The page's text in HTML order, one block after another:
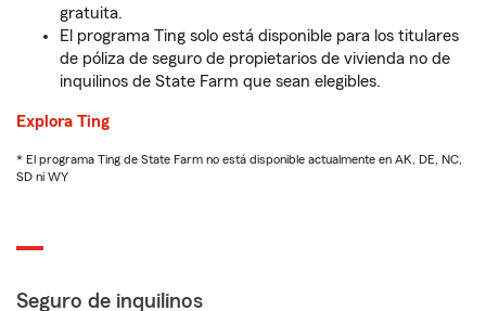
gratuita.
El programa Ting solo está disponible para los titulares
de póliza de seguro de propietarios de vivienda no de
inquilinos de State Farm que sean elegibles.
Explora Ting
* El programa Ting de State Farm no está disponible actualmente en AK, DE, NC,
SD ni WY
Seguro de inquilinos